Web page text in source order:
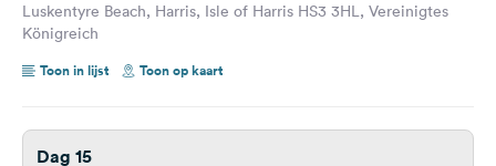
Königreich
Luskentyre Beach, Harris, Isle of Harris HS3 3HL, Vereinigtes
Königreich
Toon in lijst
Toon op kaart
Dag 15